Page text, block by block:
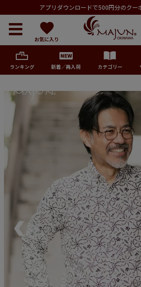
アプリダウンロードで500円分のクー
お気に入り
ランキング 新着／再入荷 カテゴリー
メンズ
レディース
ランキング
新商品
再入荷商品